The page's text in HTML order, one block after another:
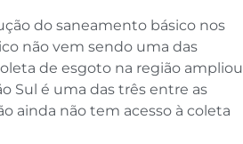
do saneamento básico nos
não vem sendo uma das
de esgoto na região ampliou
Sul é uma das três entre as
ainda não tem acesso à coleta